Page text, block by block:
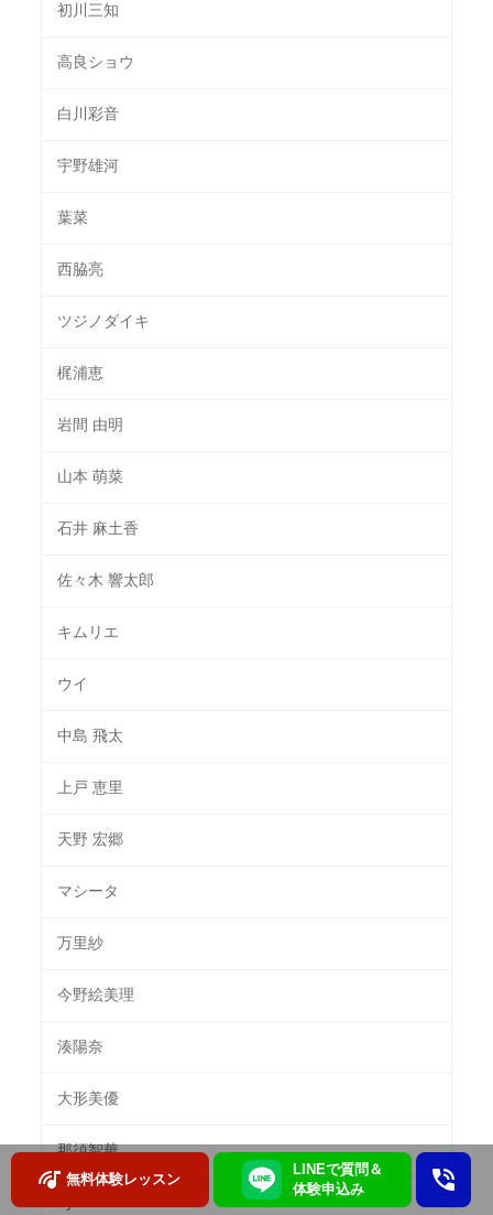
無料体験レッスン
LINEで質問＆
体験申込み
初川三知
高良ショウ
白川彩音
宇野雄河
葉菜
西脇亮
ツジノダイキ
梶浦恵
岩間 由明
山本 萌菜
石井 麻土香
佐々木 響太郎
キムリエ
ウイ
中島 飛太
上戸 恵里
天野 宏郷
マシータ
万里紗
今野絵美理
湊陽奈
大形美優
那須智華